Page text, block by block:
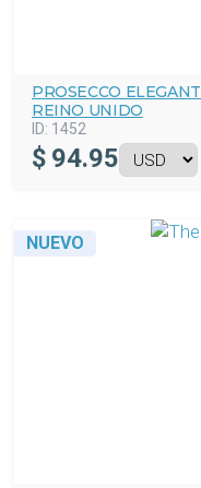
PROSECCO
REINO UNIDO
ID: 1452
$ 94.95
NUEVO